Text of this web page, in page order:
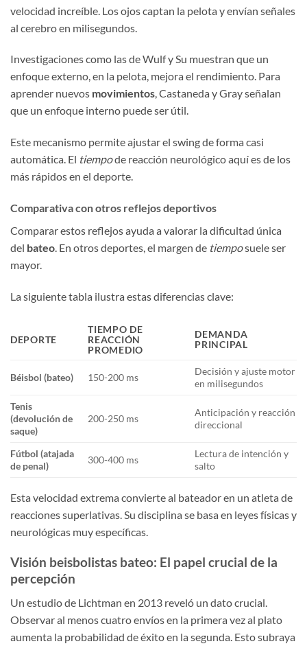
velocidad increíble. Los ojos captan la pelota y envían señales
al cerebro en milisegundos.
Investigaciones como las de Wulf y Su muestran que un
enfoque externo, en la pelota, mejora el rendimiento. Para
aprender nuevos movimientos, Castaneda y Gray señalan
que un enfoque interno puede ser útil.
Este mecanismo permite ajustar el swing de forma casi
automática. El tiempode reacción neurológico aquí es de los
más rápidos en el deporte.
Comparativa con otros reflejos deportivos
Comparar estos reflejos ayuda a valorar la dificultad única
del bateo. En otros deportes, el margen de tiemposuele ser
mayor.
La siguiente tabla ilustra estas diferencias clave:
DEPORTE
TIEMPO DE
REACCIÓN
PROMEDIO
DEMANDA
PRINCIPAL
Béisbol (bateo) 150-200 ms
Decisión y ajuste motor
en milisegundos
Tenis
(devolución de
saque)
200-250 ms
Anticipación y reacción
direccional
Fútbol (atajada
de penal)
300-400 ms
Lectura de intención y
salto
Esta velocidad extrema convierte al bateador en un atleta de
reacciones superlativas. Su disciplina se basa en leyes físicas y
neurológicas muy específicas.
Visión beisbolistas bateo: El papel crucial de la
percepción
Un estudio de Lichtman en 2013 reveló un dato crucial.
Observar al menos cuatro envíos en la primera vez al plato
aumenta la probabilidad de éxito en la segunda. Esto subraya